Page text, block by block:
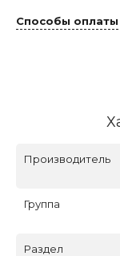
Способы оплаты
Производитель
Группа
Раздел